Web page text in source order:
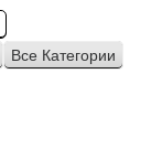
Все Категории